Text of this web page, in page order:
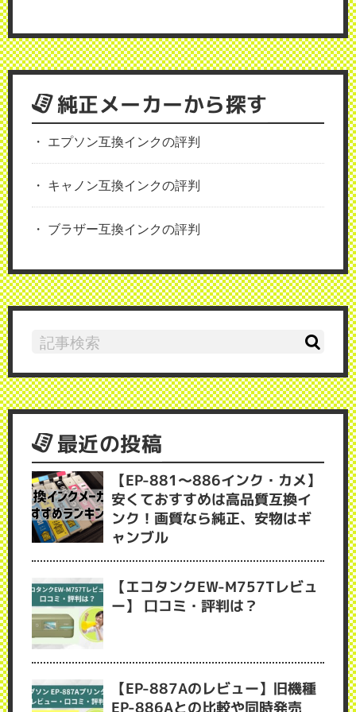
純正メーカーから探す
エプソン互換インクの評判
キャノン互換インクの評判
ブラザー互換インクの評判
最近の投稿
【EP-881～886インク・カメ】
安くておすすめは高品質互換イ
ンク！画質なら純正、安物はギ
ャンブル
【エコタンクEW-M757Tレビュ
ー】 口コミ・評判は？
【EP-887Aのレビュー】旧機種
EP-886Aとの比較や同時発売